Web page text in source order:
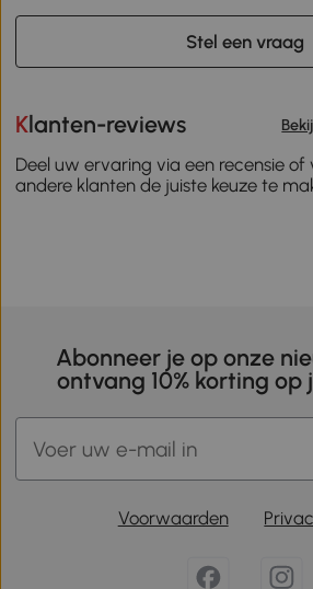
Stel een vraag
Klanten-reviews
Deel uw ervaring via een recensie of
andere klanten de juiste keuze te
Abonneer je op onze
ontvang 10% korting op
Voorwaarden